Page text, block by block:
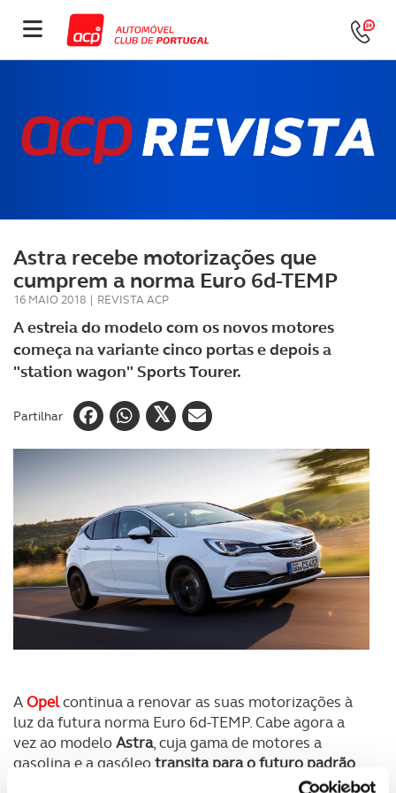
Astra recebe motorizações que
cumprem a norma Euro 6d-TEMP
16 MAIO 2018 | REVISTA ACP
A estreia do modelo com os novos motores
começa na variante cinco portas e depois a
"station wagon" Sports Tourer.
Partilhar
AOpelcontinua a renovar as suas motorizações à
luz da futura norma Euro 6d-TEMP. Cabe agora a
vez ao modeloAstra, cuja gama de motores a
gasolina e a gasóleotransita para o futuro padrão
que entra em vigor só em setembro de 2019.